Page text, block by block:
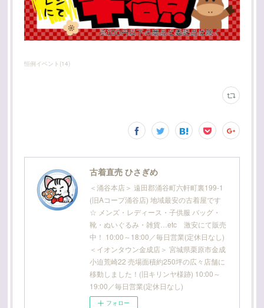
恒例イベント (14)
古着直売 ひさぎめ
＜涌谷本店＞ 遠田郡涌谷町六軒町裏199-1
(旧Aコープ涌谷店) 地域最安の古着屋です
☆ メンズ・レディース・子供服 バッグ・
靴・ぬいぐるみ・雑貨…etc 激安にて販売
中！ 10:00～18:00／毎日営業(定休日なし)
＜イオンタウン金成店＞ 宮城県栗原市金成
小迫荒崎22 売場面積約250坪の広々店舗に
移動しました！(旧キリンヤ様跡) 10:00～
19:00／毎日営業(定休日なし)
フォロー